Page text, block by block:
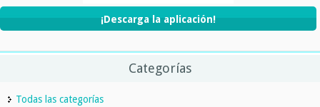
¡Descarga la aplicación!
Categorías
Todas las categorías